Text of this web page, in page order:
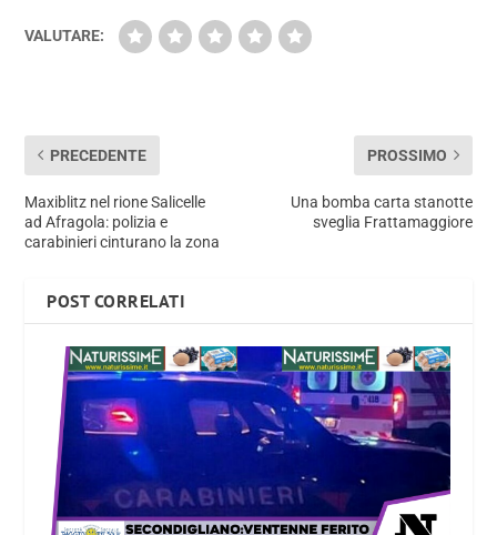
VALUTARE:
PRECEDENTE
Maxiblitz nel rione Salicelle
ad Afragola: polizia e
carabinieri cinturano la zona
PROSSIMO
Una bomba carta stanotte
sveglia Frattamaggiore
POST CORRELATI